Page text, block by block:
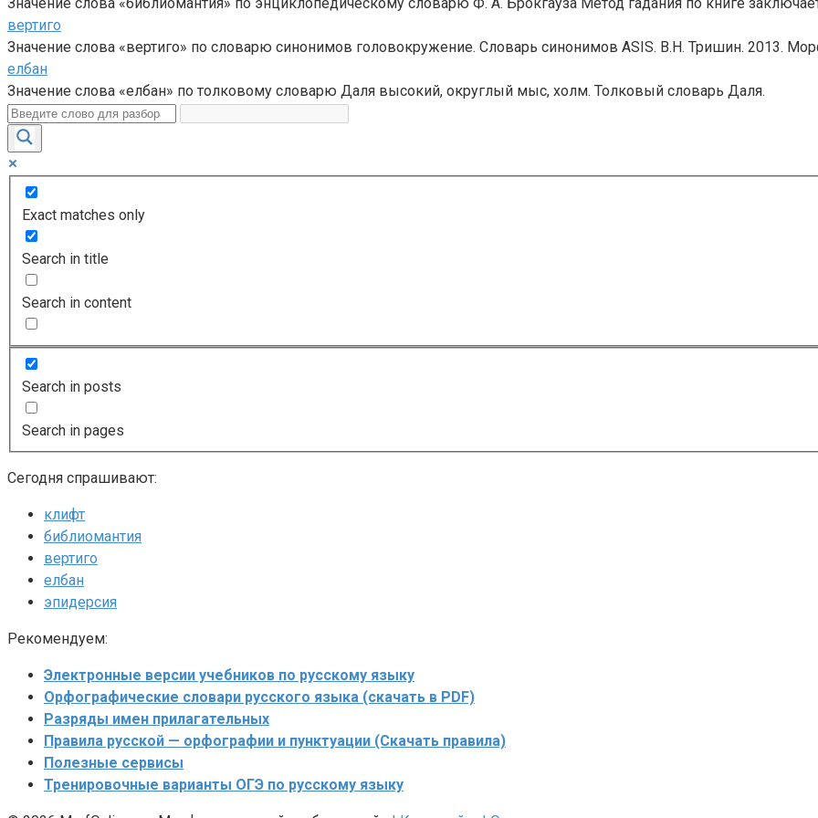
Значение слова «библиомантия» по энциклопедическому словарю Ф. А. Брокгауза Метод гадания по книге
вертиго
Значение слова «вертиго» по словарю синонимов головокружение. Словарь синонимов ASIS. В.Н. Тришин. 2013.
елбан
Значение слова «елбан» по толковому словарю Даля высокий, округлый мыс, холм. Толковый словарь Даля.
Exact matches only
Search in title
Search in content
Search in posts
Search in pages
Сегодня спрашивают:
клифт
библиомантия
вертиго
елбан
эпидерсия
Рекомендуем:
Электронные версии учебников по русскому языку
Орфографические словари русского языка (скачать в PDF)
Разряды имен прилагательных
Правила русской — орфографии и пунктуации (Скачать правила)
Полезные сервисы
Тренировочные варианты ОГЭ по русскому языку